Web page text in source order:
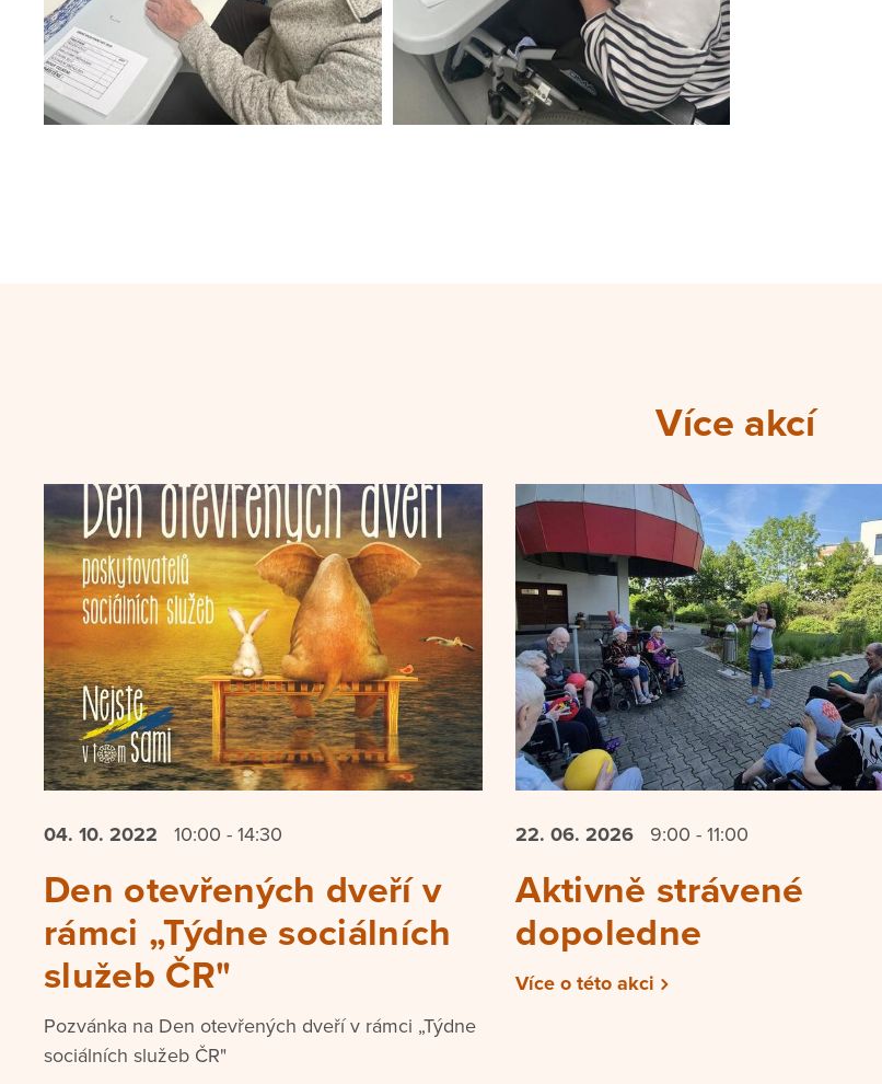
Více akcí
04. 10. 2022 10:00 - 14:30
Den otevřených dveří v
rámci „Týdne sociálních
služeb ČR"
Pozvánka na Den otevřených dveří v rámci „Týdne
sociálních služeb ČR"
22. 06.2026 9:00 - 11:00
Aktivně strávené
dopoledne
Více o této akci